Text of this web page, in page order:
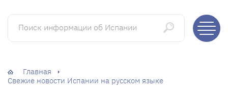
Поиск информации об Испании
Главная
Свежие новости Испании на русском языке